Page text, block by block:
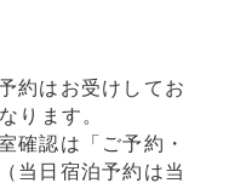
約はお受けしてお
ります。
確認は「ご予約・
当日宿泊予約は当